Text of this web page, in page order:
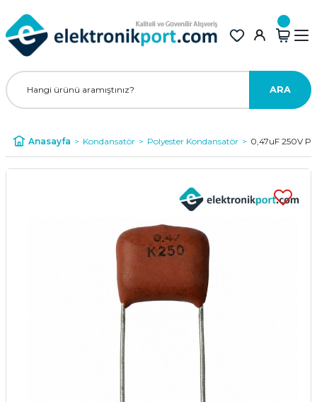
ARA
Anasayfa Kondansatör Polyester Kondansatör 0,47uF 250V